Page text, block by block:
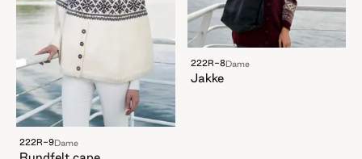
222R-9Dame
222R-8Dame
Jakke